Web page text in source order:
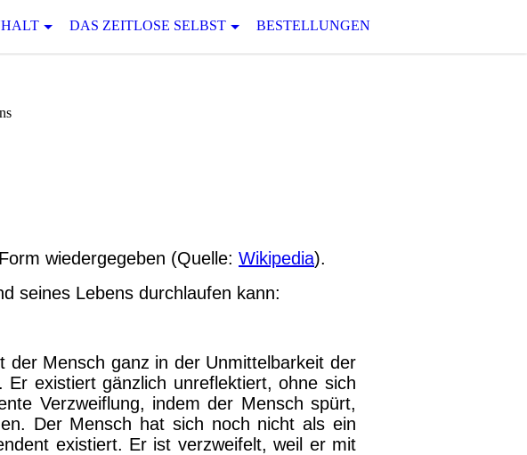
DAS ZEITLOSE SELBST BESTELLUNGEN
wiedergegeben (Quelle: Wikipedia).
seines Lebens durchlaufen kann:
Mensch ganz in der Unmittelbarkeit der
existiert gänzlich unreflektiert, ohne sich
Verzweiflung, indem der Mensch spürt,
Der Mensch hat sich noch nicht als ein
existiert. Er ist verzweifelt, weil er mit